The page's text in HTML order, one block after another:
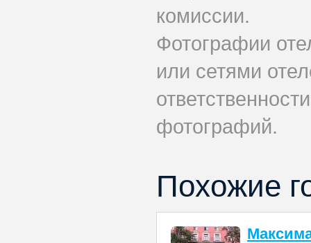
комиссии.
Фотографии
или сетями
фотографий.
Похожие